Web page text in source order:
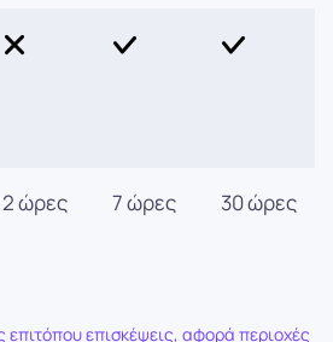
2 ώρες 7 ώρες 30 ώρες
επιτόπου επισκέψεις, αφορά περιοχές